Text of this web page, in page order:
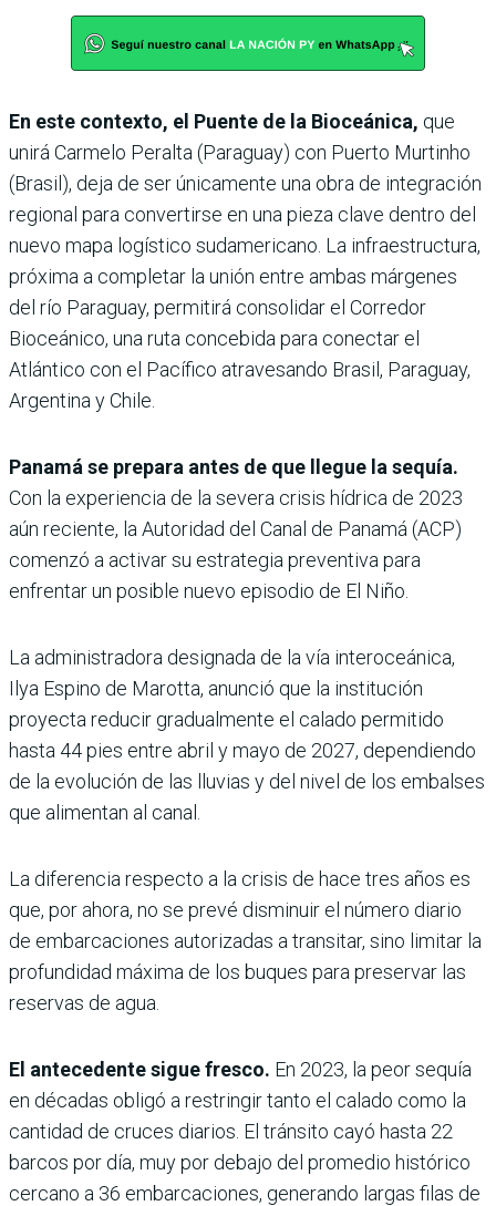
En este contexto, el Puente de la Bioceánica, que
unirá Carmelo Peralta (Paraguay) con Puerto Murtinho
(Brasil), deja de ser únicamente una obra de integración
regional para convertirse en una pieza clave dentro del
nuevo mapa logístico sudamericano. La infraestructura,
próxima a completar la unión entre ambas márgenes
del río Paraguay, permitirá consolidar el Corredor
Bioceánico, una ruta concebida para conectar el
Atlántico con el Pacífico atravesando Brasil, Paraguay,
Argentina y Chile.
Panamá se prepara antes de que llegue la sequía.
Con la experiencia de la severa crisis hídrica de 2023
aún reciente, la Autoridad del Canal de Panamá (ACP)
comenzó a activar su estrategia preventiva para
enfrentar un posible nuevo episodio de El Niño.
La administradora designada de la vía interoceánica,
Ilya Espino de Marotta, anunció que la institución
proyecta reducir gradualmente el calado permitido
hasta 44 pies entre abril y mayo de 2027, dependiendo
de la evolución de las lluvias y del nivel de los embalses
que alimentan al canal.
La diferencia respecto a la crisis de hace tres años es
que, por ahora, no se prevé disminuir el número diario
de embarcaciones autorizadas a transitar, sino limitar la
profundidad máxima de los buques para preservar las
reservas de agua.
El antecedente sigue fresco. En 2023, la peor sequía
en décadas obligó a restringir tanto el calado como la
cantidad de cruces diarios. El tránsito cayó hasta 22
barcos por día, muy por debajo del promedio histórico
cercano a 36 embarcaciones, generando largas filas de